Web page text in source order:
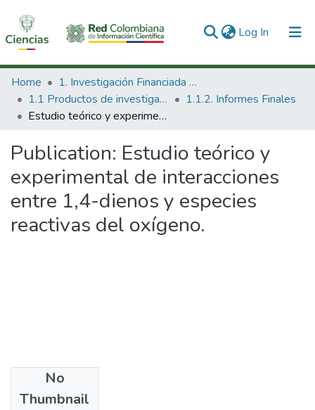
Log In (current)
Communities & Collections
All of DSpace
Home
1. Investigación Financiada con Recursos Públicos
1.1 Productos de investigación
1.1.2. Informes Finales
Estudio teórico y experimental de interacciones entre 1,4-dienos y especies reactivas del oxígeno.
Publication: Estudio teórico y
experimental de interacciones
entre 1,4-dienos y especies
reactivas del oxígeno.
No
Thumbnail